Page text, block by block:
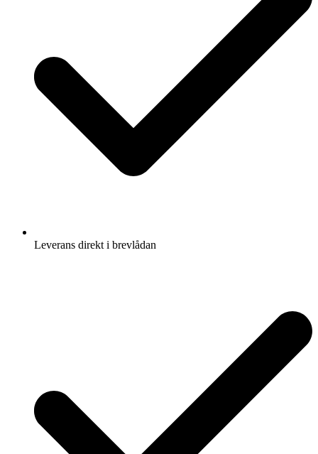
Leverans direkt i brevlådan